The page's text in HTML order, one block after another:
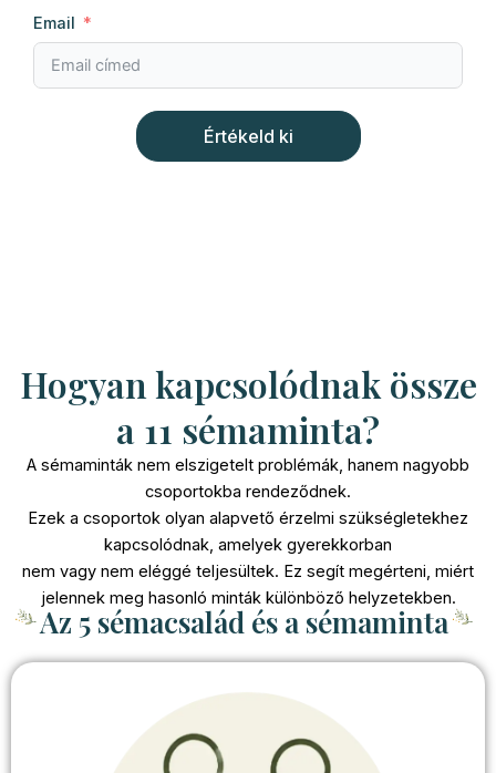
Email
Értékeld ki
Hogyan kapcsolódnak össze
a 11 sémaminta?
A sémaminták nem elszigetelt problémák, hanem nagyobb
csoportokba rendeződnek.
Ezek a csoportok olyan alapvető érzelmi szükségletekhez
kapcsolódnak, amelyek gyerekkorban
nem vagy nem eléggé teljesültek. Ez segít megérteni, miért
jelennek meg hasonló minták különböző helyzetekben.
Az 5 sémacsalád és a sémaminta